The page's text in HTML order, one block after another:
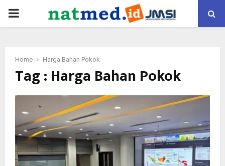
PRIMARY
Home Harga Bahan Pokok
Tag : Harga Bahan Pokok